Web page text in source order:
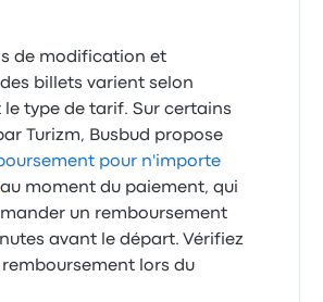
de modification et
billets varient selon
le type de tarif. Sur certains
Turizm, Busbud propose
pour n'importe
au moment du paiement, qui
un remboursement
avant le départ. Vérifiez
remboursement lors du